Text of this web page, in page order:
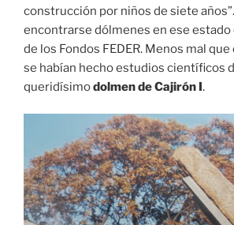
construcción por niños de siete
encontrarse dólmenes en ese estado
de los Fondos FEDER. Menos mal
se habían hecho estudios científicos
queridísimodolmen de Cajirón I.